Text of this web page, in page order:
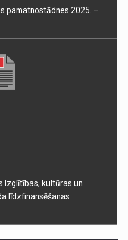
pamatnostādnes 2025. –
Izglītības, kultūras un
līdzfinansēšanas